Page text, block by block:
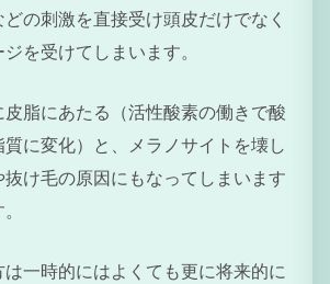
の刺激を直接受け頭皮だけでなく
を受けてしまいます。
脂にあたる（活性酸素の働きで酸
に変化）と、メラノサイトを壊し
抜け毛の原因にもなってしまいます
一時的にはよくても更に将来的に